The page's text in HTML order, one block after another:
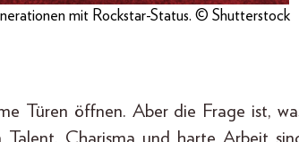
mit Rockstar-Status. © Shutterstock
Türen öffnen. Aber die Frage ist,